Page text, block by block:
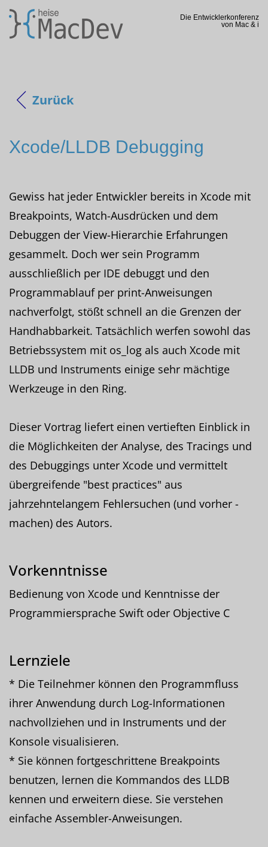
Die Entwicklerkonferenz
von Mac & i
Zurück
Xcode/LLDB Debugging
Gewiss hat jeder Entwickler bereits in Xcode mit
Breakpoints, Watch-Ausdrücken und dem
Debuggen der View-Hierarchie Erfahrungen
gesammelt. Doch wer sein Programm
ausschließlich per IDE debuggt und den
Programmablauf per print-Anweisungen
nachverfolgt, stößt schnell an die Grenzen der
Handhabbarkeit. Tatsächlich werfen sowohl das
Betriebssystem mit os_log als auch Xcode mit
LLDB und Instruments einige sehr mächtige
Werkzeuge in den Ring.
Dieser Vortrag liefert einen vertieften Einblick in
die Möglichkeiten der Analyse, des Tracings und
des Debuggings unter Xcode und vermittelt
übergreifende "best practices" aus
jahrzehntelangem Fehlersuchen (und vorher -
machen) des Autors.
Vorkenntnisse
Bedienung von Xcode und Kenntnisse der
Programmiersprache Swift oder Objective C
Lernziele
* Die Teilnehmer können den Programmfluss
ihrer Anwendung durch Log-Informationen
nachvollziehen und in Instruments und der
Konsole visualisieren.
* Sie können fortgeschrittene Breakpoints
benutzen, lernen die Kommandos des LLDB
kennen und erweitern diese. Sie verstehen
einfache Assembler-Anweisungen.